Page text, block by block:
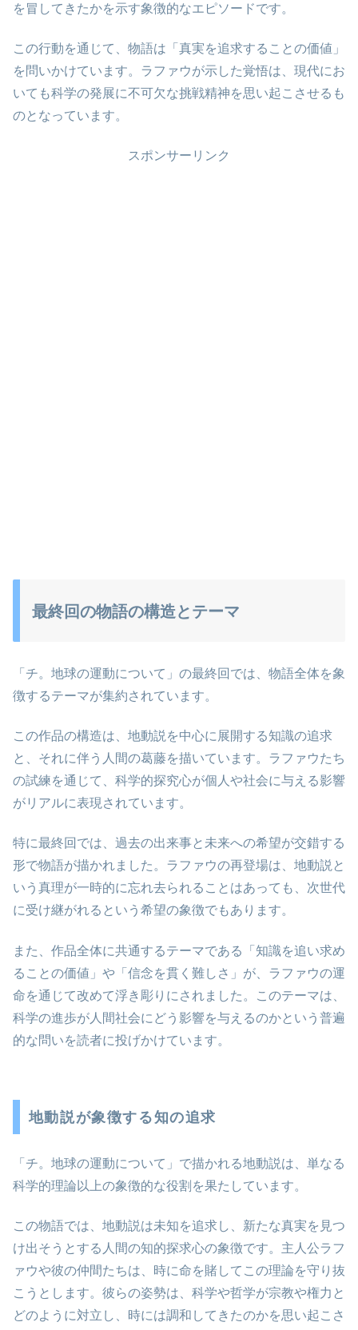
を冒してきたかを示す象徴的なエピソードです。
この行動を通じて、物語は「真実を追求することの価値」
を問いかけています。ラファウが示した覚悟は、現代にお
いても科学の発展に不可欠な挑戦精神を思い起こさせるも
のとなっています。
スポンサーリンク
最終回の物語の構造とテーマ
「チ。地球の運動について」の最終回では、物語全体を象
徴するテーマが集約されています。
この作品の構造は、地動説を中心に展開する知識の追求
と、それに伴う人間の葛藤を描いています。ラファウたち
の試練を通じて、科学的探究心が個人や社会に与える影響
がリアルに表現されています。
特に最終回では、過去の出来事と未来への希望が交錯する
形で物語が描かれました。ラファウの再登場は、地動説と
いう真理が一時的に忘れ去られることはあっても、次世代
に受け継がれるという希望の象徴でもあります。
また、作品全体に共通するテーマである「知識を追い求め
ることの価値」や「信念を貫く難しさ」が、ラファウの運
命を通じて改めて浮き彫りにされました。このテーマは、
科学の進歩が人間社会にどう影響を与えるのかという普遍
的な問いを読者に投げかけています。
地動説が象徴する知の追求
「チ。地球の運動について」で描かれる地動説は、単なる
科学的理論以上の象徴的な役割を果たしています。
この物語では、地動説は未知を追求し、新たな真実を見つ
け出そうとする人間の知的探求心の象徴です。主人公ラフ
ァウや彼の仲間たちは、時に命を賭してこの理論を守り抜
こうとします。彼らの姿勢は、科学や哲学が宗教や権力と
どのように対立し、時には調和してきたのかを思い起こさ